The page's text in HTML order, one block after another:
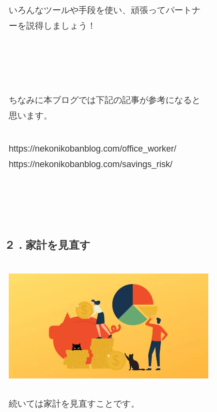
いろんなツールや手段を使い、頑張ってパートナ
ーを説得しましょう！
ちなみに本ブログでは下記の記事が参考になると
思います。
https://nekonikobanblog.com/office_worker/
https://nekonikobanblog.com/savings_risk/
２．家計を見直す
続いては家計を見直すことです。